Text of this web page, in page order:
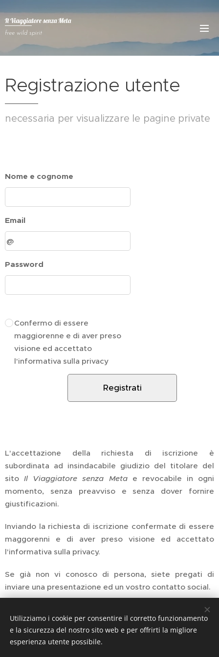
Il Viaggiatore senzaMeta
free wild spirit
Registrazione utente
necessaria per visualizzare le pagine private
Nome e cognome
Email
Password
Confermo di essere
maggiorenne e di aver preso
visione ed accettato
l'informativa sulla privacy
Registrati
L'accettazione della richiesta di iscrizione è
subordinata ad insindacabile giudizio del titolare del
sitoIl Viaggiatore senza Metae revocabile in ogni
momento, senza preavviso e senza dover fornire
giustificazioni.
Inviando la richiesta di iscrizione confermate di essere
maggorenni e di aver preso visione ed accettato
l'informativa sulla privacy.
Se già non vi conosco di persona, siete pregati di
inviare una presentazione ed un vostro contatto social.
Utilizziamo i cookie per consentire il corretto funzionamento
e la sicurezza del nostro sito web e per offrirti la migliore
esperienza utente possibile.